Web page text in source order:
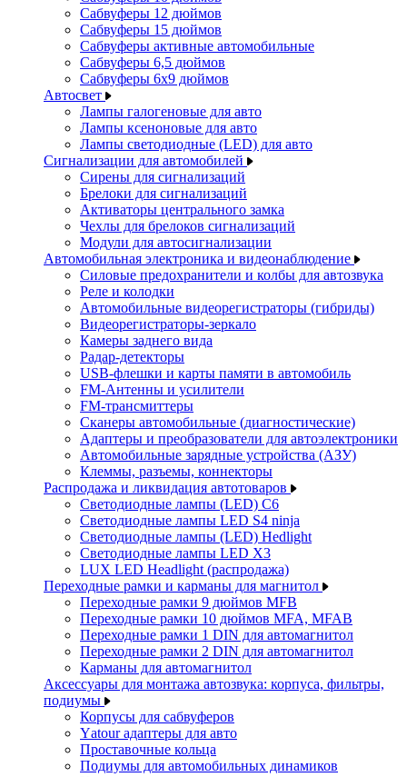
Сабвуферы 12 дюймов
Сабвуферы 15 дюймов
Сабвуферы активные автомобильные
Сабвуферы 6,5 дюймов
Сабвуферы 6x9 дюймов
Автосвет
Лампы галогеновые для авто
Лампы ксеноновые для авто
Лампы светодиодные (LED) для авто
Сигнализации для автомобилей
Сирены для сигнализаций
Брелоки для сигнализаций
Активаторы центрального замка
Чехлы для брелоков сигнализаций
Модули для автосигнализации
Автомобильная электроника и видеонаблюдение
Силовые предохранители и колбы для автозвука
Реле и колодки
Автомобильные видеорегистраторы (гибриды)
Видеорегистраторы-зеркало
Камеры заднего вида
Радар-детекторы
USB-флешки и карты памяти в автомобиль
FM-Антенны и усилители
FM-трансмиттеры
Сканеры автомобильные (диагностические)
Адаптеры и преобразователи для автоэлектроники
Автомобильные зарядные устройства (АЗУ)
Клеммы, разъемы, коннекторы
Распродажа и ликвидация автотоваров
Светодиодные лампы (LED) C6
Светодиодные лампы LED S4 ninja
Светодиодные лампы (LED) Hedlight
Светодиодные лампы LED X3
LUX LED Headlight (распродажа)
Переходные рамки и карманы для магнитол
Переходные рамки 9 дюймов MFB
Переходные рамки 10 дюймов MFA, MFAB
Переходные рамки 1 DIN для автомагнитол
Переходные рамки 2 DIN для автомагнитол
Карманы для автомагнитол
Аксессуары для монтажа автозвука: корпуса, фильтры,
подиумы
Корпусы для сабвуферов
Yаtour адаптеры для авто
Проставочные кольца
Подиумы для автомобильных динамиков